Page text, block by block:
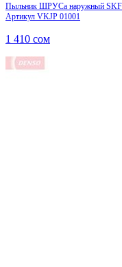
Пыльник ШРУСа наружный SKF
Артикул VKJP 01001
1 410 сом